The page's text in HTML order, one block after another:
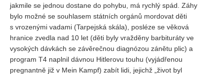
jakmile se jednou dostane do pohybu, má rychlý spád. Záhy
bylo možné se souhlasem státních orgánů mordovat děti
s vrozenými vadami (Tarpejská skála), posléze se věková
hranice zvedla nad 10 let (děti byly vražděny barbituráty ve
vysokých dávkách se závěrečnou diagnózou zánětu plic) a
program T4 naplnil dávnou Hitlerovu touhu (vyjádřenou
pregnantně již v Mein Kampf) zabít lidi, jejichž „život byl